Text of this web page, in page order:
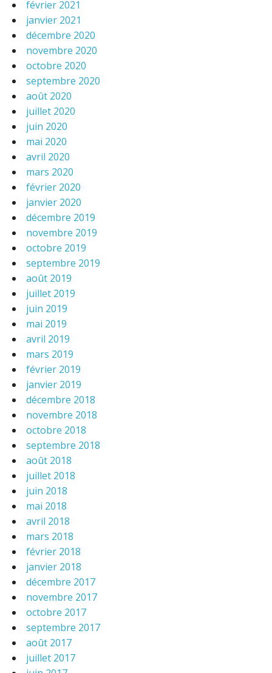
février 2021
janvier 2021
décembre 2020
novembre 2020
octobre 2020
septembre 2020
août 2020
juillet 2020
juin 2020
mai 2020
avril 2020
mars 2020
février 2020
janvier 2020
décembre 2019
novembre 2019
octobre 2019
septembre 2019
août 2019
juillet 2019
juin 2019
mai 2019
avril 2019
mars 2019
février 2019
janvier 2019
décembre 2018
novembre 2018
octobre 2018
septembre 2018
août 2018
juillet 2018
juin 2018
mai 2018
avril 2018
mars 2018
février 2018
janvier 2018
décembre 2017
novembre 2017
octobre 2017
septembre 2017
août 2017
juillet 2017